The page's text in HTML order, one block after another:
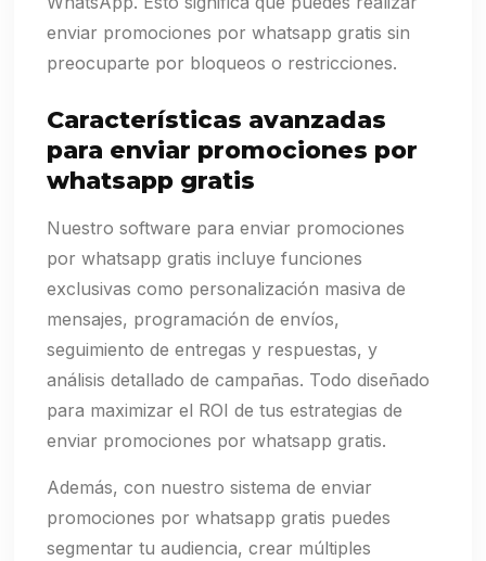
enviar promociones por whatsapp gratis sin
preocuparte por bloqueos o restricciones.
Características avanzadas
para enviar promociones por
whatsapp gratis
Nuestro software para enviar promociones
por whatsapp gratis incluye funciones
exclusivas como personalización masiva de
mensajes, programación de envíos,
seguimiento de entregas y respuestas, y
análisis detallado de campañas. Todo diseñado
para maximizar el ROI de tus estrategias de
enviar promociones por whatsapp gratis.
Además, con nuestro sistema de enviar
promociones por whatsapp gratis puedes
segmentar tu audiencia, crear múltiples